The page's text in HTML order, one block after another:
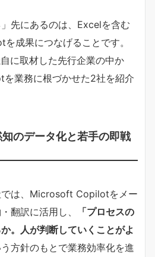
」先にあるのは、Excelを含む
成果につなげることです。
に取材した先行企業の中か
業務に根づかせた2社を紹介
のデータ化と若手の即戦
では、Microsoft Copilotをメー
翻訳に活用し、​
​「プロセスの
。人が判断していくことがよ
方針のもとで業務効率化を進